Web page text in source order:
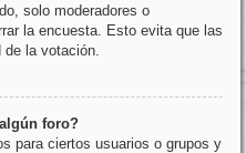
solo moderadores o
la encuesta. Esto evita que las
la votación.
foro?
para ciertos usuarios o grupos y